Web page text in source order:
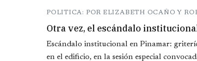
POLITICA: POR ELIZABETH OCAÑO Y
Otra vez, el escándalo
Escándalo institucional en Pinamar:
en el edificio, en la sesión especial